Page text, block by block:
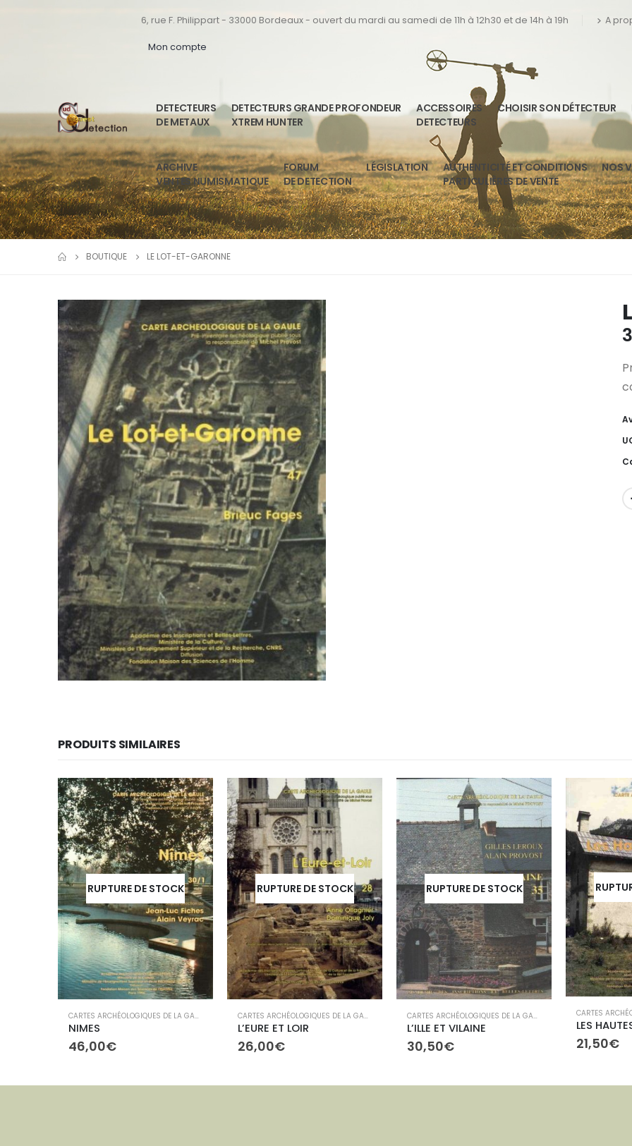
6, rue F. Philippart - 33000 Bordeaux - ouvert du mardi au samedi de 11h à 12h30 et de 14h à 19h A
Mon compte
DETECTEURS
DE METAUX
DETECTEURS GRANDE PROFONDEUR
XTREM HUNTER
ACCESSOIRES
DETECTEURS
CHOISIR SON DÉTECTEUR
ARCHIVE
VENTES NUMISMATIQUE
FORUM
DE DETECTION
LÉGISLATION
AUTHENTICITÉ ET CONDITIONS
PARTICULIÈRES DE VENTE
NOS
BOUTIQUE LE LOT-ET-GARONNE
PRODUITS SIMILAIRES
LIBRAIRIE
RUPTURE DE STOCK
CARTES ARCHÉOLOGIQUES DE LA GAULE LIBRAIRIE
NIMES
46,00€
RUPTURE DE STOCK
CARTES ARCHÉOLOGIQUES DE LA GAULE LIBRAIRIE
L’EURE ET LOIR
26,00€
RUPTURE DE STOCK
CARTES ARCHÉOLOGIQUES DE LA GAULE LIBRAIRIE
L’ILLE ET VILAINE
30,50€
LES
21,50€